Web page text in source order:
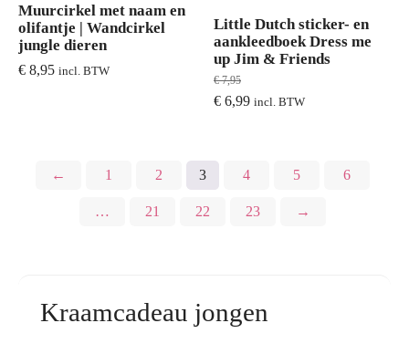
Muurcirkel met naam en
olifantje | Wandcirkel
jungle dieren
€ 8,95 incl. BTW
Little Dutch sticker- en
aankleedboek Dress me
up Jim & Friends
€7,95
Oorspronkelijke
€ 7,95.
€ 6,99Huidige
incl. BTW
← 1 2 3 4 5 6
… 21 22 23 →
Kraamcadeau jongen